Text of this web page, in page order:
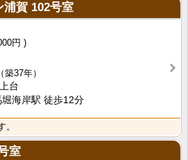
浦賀 102号室
円
（築37年）
台
海岸駅 徒歩12分
。
室